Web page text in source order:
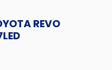
REVO